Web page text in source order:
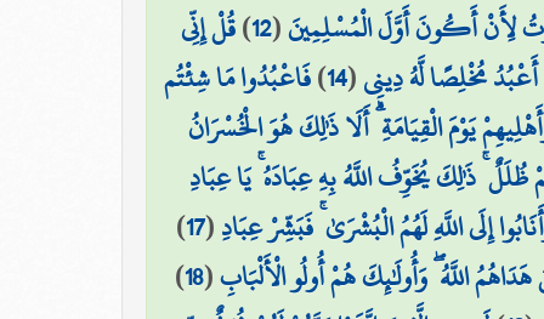
لِأَنْ أَكُونَ أَوَّلَ الْمُسْلِمِينَ(
12
)قُلْ إِنِّي
أَعْبُدُ مُخْلِصًا لَّهُ دِينِي(
14
)فَاعْبُدُوا مَا شِئْتُم
يَوْمَ الْقِيَامَةِ ۗ أَلَا ذَٰلِكَ هُوَ الْخُسْرَانُ
ذَٰلِكَ يُخَوِّفُ اللَّهُ بِهِ عِبَادَهُ ۚ يَا عِبَادِ
إِلَى اللَّهِ لَهُمُ الْبُشْرَىٰ ۚ فَبَشِّرْ عِبَادِ(
17
)
اللَّهُ ۖ وَأُولَٰئِكَ هُمْ أُولُو الْأَلْبَابِ(
18
)